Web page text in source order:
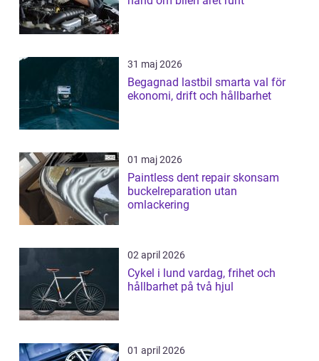
31 maj 2026
Begagnad lastbil smarta val för
ekonomi, drift och hållbarhet
01 maj 2026
Paintless dent repair skonsam
buckelreparation utan
omlackering
02 april 2026
Cykel i lund vardag, frihet och
hållbarhet på två hjul
01 april 2026